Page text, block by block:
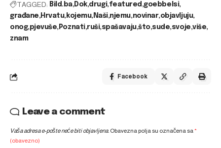
TAGGED: Bild.ba Dok drugi featured goebbelsi
građane Hrvatu kojemu Naši njemu novinar objavljuju
onog pjevuše Poznati ruši spašavaju što sude svoje više
znam
Facebook
Leave a comment
Vaša adresa e-pošte neće biti objavljena. Obavezna polja su označena sa*
(obavezno)